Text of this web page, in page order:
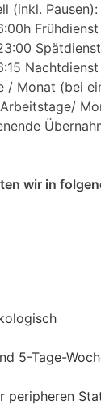
(inkl. Pausen):
Frühdienst
Spätdienst
Nachtdienst
/ Monat (bei
wir in
5-Tage-
peripheren